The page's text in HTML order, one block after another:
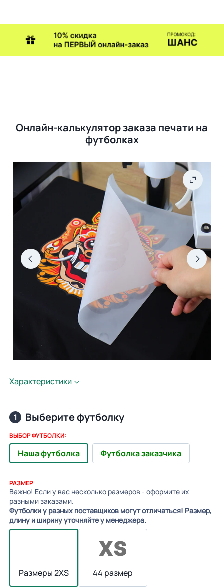
Онлайн-калькулятор заказа печати на
футболках
Характеристики
1 Выберите футболку
ВЫБОР ФУТБОЛКИ:
Наша футболка Футболка заказчика
РАЗМЕР
Важно! Если у вас несколько размеров - оформите их
разными заказами.
Футболки у разных поставщиков могут отличаться! Размер,
длину и ширину уточняйте у менеджера.
Размеры 2XS 44 размер